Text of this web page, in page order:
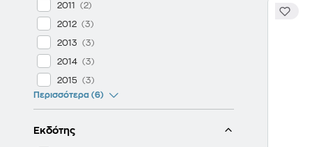
2011
2012
2013
2014
2015
Περισσότερα (6)
Εκδότης